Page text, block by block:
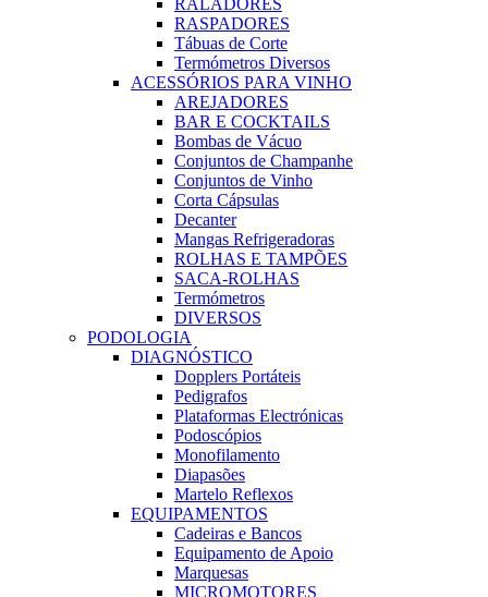
RALADORES
RASPADORES
Tábuas de Corte
Termómetros Diversos
ACESSÓRIOS PARA VINHO
AREJADORES
BAR E COCKTAILS
Bombas de Vácuo
Conjuntos de Champanhe
Conjuntos de Vinho
Corta Cápsulas
Decanter
Mangas Refrigeradoras
ROLHAS E TAMPÕES
SACA-ROLHAS
Termómetros
DIVERSOS
PODOLOGIA
DIAGNÓSTICO
Dopplers Portáteis
Pedigrafos
Plataformas Electrónicas
Podoscópios
Monofilamento
Diapasões
Martelo Reflexos
EQUIPAMENTOS
Cadeiras e Bancos
Equipamento de Apoio
Marquesas
MICROMOTORES